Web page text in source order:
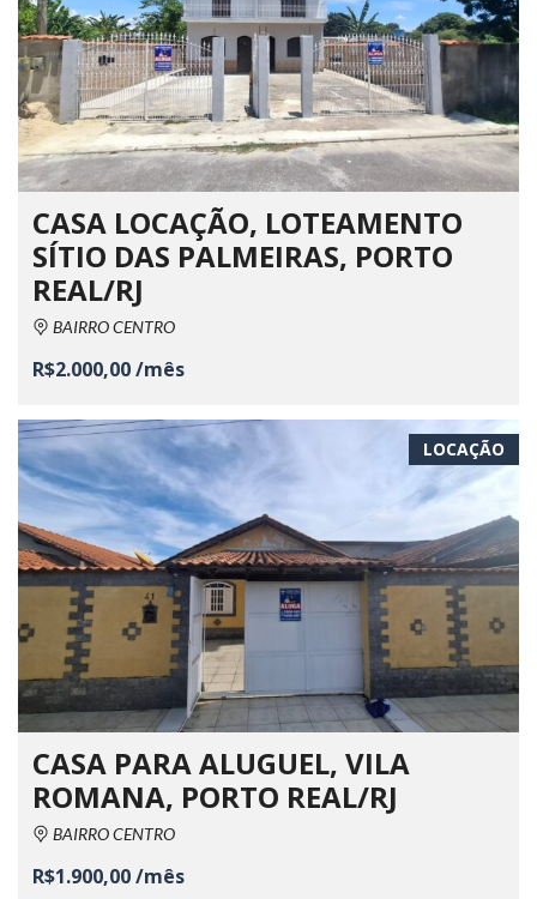
CASA LOCAÇÃO, LOTEAMENTO
SÍTIO DAS PALMEIRAS, PORTO
REAL/RJ
BAIRRO CENTRO
R$2.000,00 /mês
LOCAÇÃO
CASA PARA ALUGUEL, VILA
ROMANA, PORTO REAL/RJ
BAIRRO CENTRO
R$1.900,00 /mês